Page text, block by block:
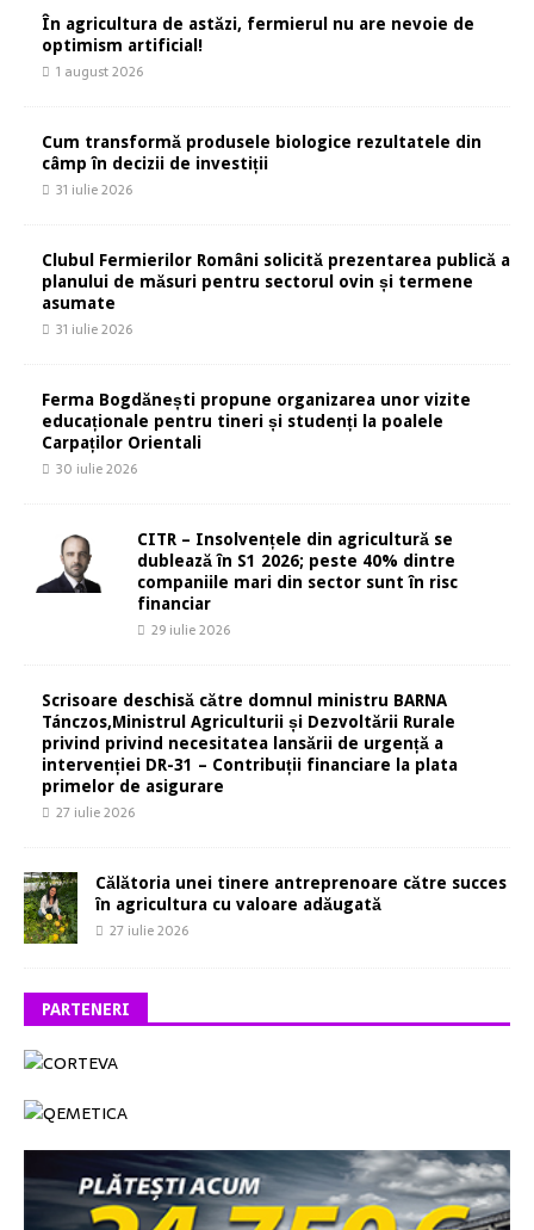
În agricultura de astăzi, fermierul nu are nevoie de
optimism artificial!
1 august 2026
Cum transformă produsele biologice rezultatele din
câmp în decizii de investiții
31 iulie 2026
Clubul Fermierilor Români solicită prezentarea publică a
planului de măsuri pentru sectorul ovin și termene
asumate
31 iulie 2026
Ferma Bogdănești propune organizarea unor vizite
educaționale pentru tineri și studenți la poalele
Carpaților Orientali
30 iulie 2026
CITR – Insolvențele din agricultură se
dublează în S1 2026; peste 40% dintre
companiile mari din sector sunt în risc
financiar
29 iulie 2026
Scrisoare deschisă către domnul ministru BARNA
Tánczos,Ministrul Agriculturii și Dezvoltării Rurale
privind privind necesitatea lansării de urgență a
intervenției DR-31 – Contribuții financiare la plata
primelor de asigurare
27 iulie 2026
Călătoria unei tinere antreprenoare către succes
în agricultura cu valoare adăugată
27 iulie 2026
PARTENERI